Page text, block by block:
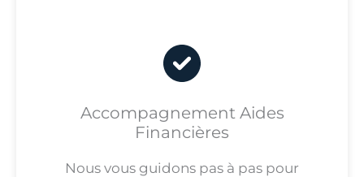
Accompagnement Aides
Financières
Nous vous guidons pas à pas pour